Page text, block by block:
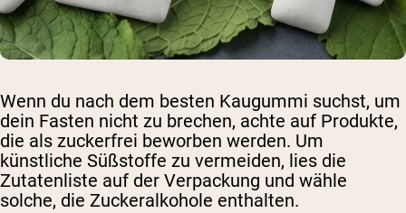
Wenn du nach dem besten Kaugummi suchst, um
dein Fasten nicht zu brechen, achte auf Produkte,
die als zuckerfrei beworben werden. Um
künstliche Süßstoffe zu vermeiden, lies die
Zutatenliste auf der Verpackung und wähle
solche, die Zuckeralkohole enthalten.